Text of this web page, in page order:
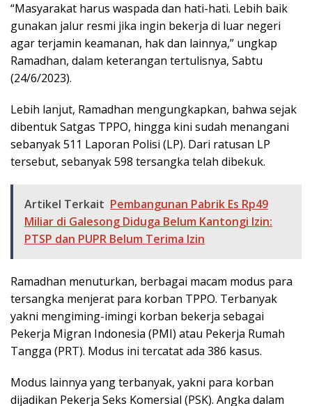
“Masyarakat harus waspada dan hati-hati. Lebih baik
gunakan jalur resmi jika ingin bekerja di luar negeri
agar terjamin keamanan, hak dan lainnya,” ungkap
Ramadhan, dalam keterangan tertulisnya, Sabtu
(24/6/2023).
Lebih lanjut, Ramadhan mengungkapkan, bahwa sejak
dibentuk Satgas TPPO, hingga kini sudah menangani
sebanyak 511 Laporan Polisi (LP). Dari ratusan LP
tersebut, sebanyak 598 tersangka telah dibekuk.
Artikel Terkait Pembangunan Pabrik Es Rp49
Miliar di Galesong Diduga Belum Kantongi Izin:
PTSP dan PUPR Belum Terima Izin
Ramadhan menuturkan, berbagai macam modus para
tersangka menjerat para korban TPPO. Terbanyak
yakni mengiming-imingi korban bekerja sebagai
Pekerja Migran Indonesia (PMI) atau Pekerja Rumah
Tangga (PRT). Modus ini tercatat ada 386 kasus.
Modus lainnya yang terbanyak, yakni para korban
dijadikan Pekerja Seks Komersial (PSK). Angka dalam